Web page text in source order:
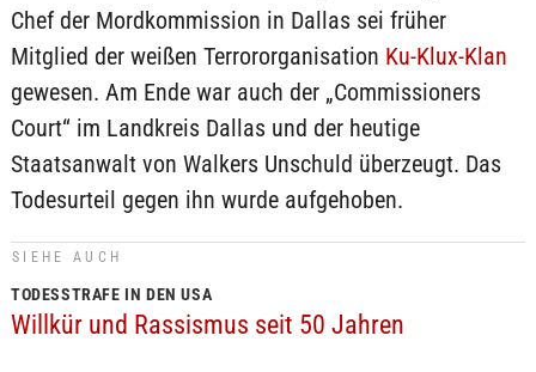
Chef der Mordkommission in Dallas sei früher
Mitglied der weißen Terrororganisation Ku-Klux-Klan
gewesen. Am Ende war auch der „Commissioners
Court“ im Landkreis Dallas und der heutige
Staatsanwalt von Walkers Unschuld überzeugt. Das
Todesurteil gegen ihn wurde aufgehoben.
SIEHE AUCH
TODESSTRAFE IN DEN USA
Willkür und Rassismus seit 50 Jahren